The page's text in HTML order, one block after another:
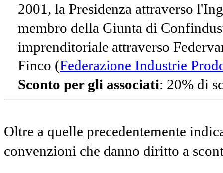
2001, la Presidenza attraverso
membro della Giunta di
imprenditoriale attraverso
Finco (Federazione Industrie
Sconto per gli associati: 20% di
Oltre a quelle precedentemente
convenzioni che danno diritto a